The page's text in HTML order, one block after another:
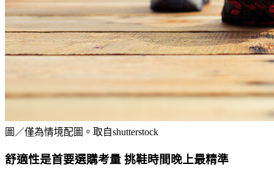
圖／僅為情境配圖。取自shutterstock
舒適性是首要選購考量 挑鞋時間晚上最精準